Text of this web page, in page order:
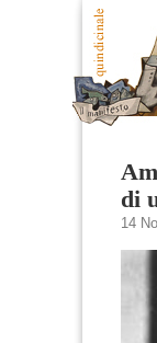
di
14